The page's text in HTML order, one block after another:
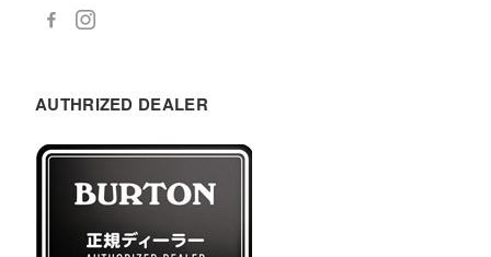
AUTHRIZED DEALER